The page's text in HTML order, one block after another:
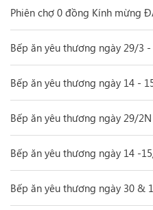
Bếp ăn yêu thương ngày 29/3 -
Bếp ăn yêu thương ngày 14 -
Bếp ăn yêu thương ngày 29/
Bếp ăn yêu thương ngày 14 -
Bếp ăn yêu thương ngày 30 &